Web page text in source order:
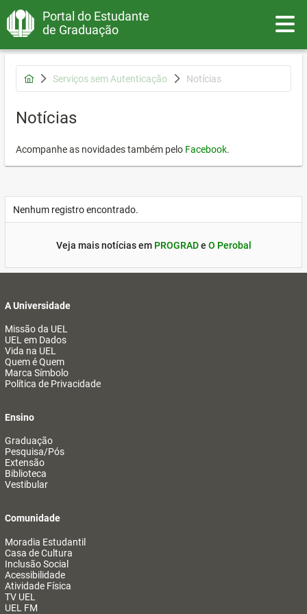
Portal do Estudante
de Graduação
Serviços sem Autenticação Notícias
Notícias
Acompanhe as novidades também pelo Facebook.
Nenhum registro encontrado.
Veja mais notícias em PROGRADe O Perobal
A Universidade
Missão da UEL
UEL em Dados
Vida na UEL
Quem é Quem
Marca Símbolo
Política de Privacidade
Ensino
Graduação
Pesquisa/Pós
Extensão
Biblioteca
Vestibular
Comunidade
Moradia Estudantil
Casa de Cultura
Inclusão Social
Acessibilidade
Atividade Física
TV UEL
UEL FM